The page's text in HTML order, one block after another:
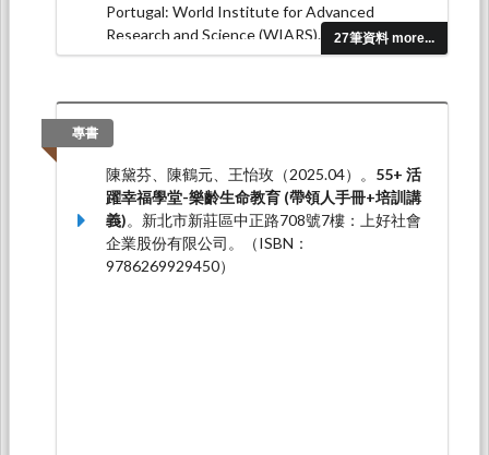
27筆資料 more...
Portugal: World Institute for Advanced
Research and Science (WIARS).
學：中臺科技大學。
與成效。論文發表於2022 「共創全齡友善社
會」代間學習融入課程之教學研究成果發表暨代
間方案學術研討會，線上：國立中正大學成人及
繼續教育學系。
專書
陳黛芬、陳鶴元、王怡玫（2025.04）。 55+ 活
躍幸福學堂-樂齡生命教育 (帶領人手冊+培訓講
義)。新北市新莊區中正路708號7樓：上好社會
企業股份有限公司。（ISBN：
9786269929450）